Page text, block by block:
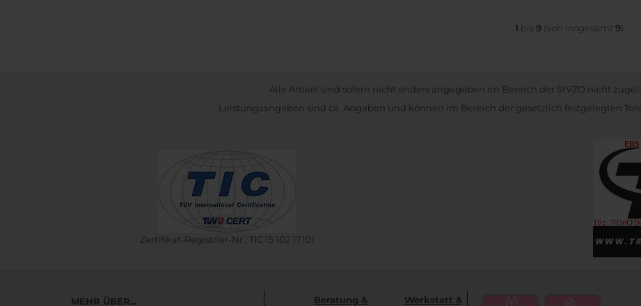
1 bis 9 (von insgesamt 9)
Alle Artikel sind sofern nicht anders angegeben im Bereich der StVZO nicht
Leistungsangaben sind ca. Angaben und können im Bereich der gesetzlich festgelegten
Zertifikat-Registrier-Nr.: TIC 15 102 17101
MEHR ÜBER...
Beratung &
Werkstatt &